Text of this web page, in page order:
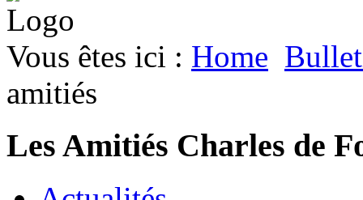
Vous êtes ici : Home
amitiés
Les Amitiés Charles de